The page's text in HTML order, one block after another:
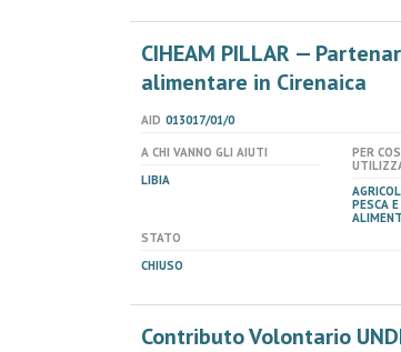
CIHEAM PILLAR —
alimentare in Cirenaica
AID 013017/01/0
A CHI VANNO GLI AIUTI
LIBIA
PER
PESCA
STATO
CHIUSO
Contributo Volontario